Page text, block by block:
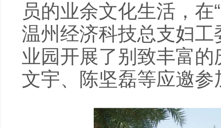
员的业余文化生活，
温州经济科技总支妇
业园开展了别致丰富
文宇、陈坚磊等应邀